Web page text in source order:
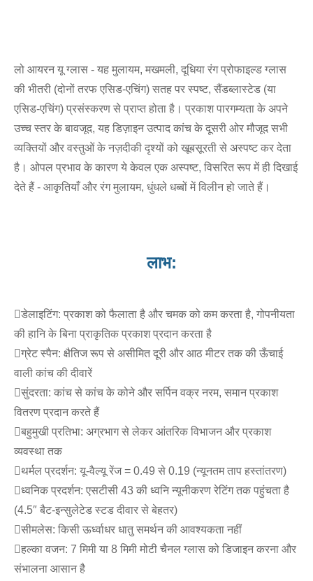
लो आयरन यू ग्लास - यह मुलायम, मखमली, दूधिया रंग प्रोफाइल्ड ग्लास
की भीतरी (दोनों तरफ एसिड-एचिंग) सतह पर स्पष्ट, सैंडब्लास्टेड (या
एसिड-एचिंग) प्रसंस्करण से प्राप्त होता है। प्रकाश पारगम्यता के अपने
उच्च स्तर के बावजूद, यह डिज़ाइन उत्पाद कांच के दूसरी ओर मौजूद सभी
व्यक्तियों और वस्तुओं के नज़दीकी दृश्यों को खूबसूरती से अस्पष्ट कर देता
है। ओपल प्रभाव के कारण ये केवल एक अस्पष्ट, विसरित रूप में ही दिखाई
देते हैं - आकृतियाँ और रंग मुलायम, धुंधले धब्बों में विलीन हो जाते हैं।
लाभ:
डेलाइटिंग: प्रकाश को फैलाता है और चमक को कम करता है, गोपनीयता
की हानि के बिना प्राकृतिक प्रकाश प्रदान करता है
ग्रेट स्पैन: क्षैतिज रूप से असीमित दूरी और आठ मीटर तक की ऊँचाई
वाली कांच की दीवारें
सुंदरता: कांच से कांच के कोने और सर्पिन वक्र नरम, समान प्रकाश
वितरण प्रदान करते हैं
बहुमुखी प्रतिभा: अग्रभाग से लेकर आंतरिक विभाजन और प्रकाश
व्यवस्था तक
थर्मल प्रदर्शन: यू-वैल्यू रेंज = 0.49 से 0.19 (न्यूनतम ताप हस्तांतरण)
ध्वनिक प्रदर्शन: एसटीसी 43 की ध्वनि न्यूनीकरण रेटिंग तक पहुंचता है
(4.5″ बैट-इन्सुलेटेड स्टड दीवार से बेहतर)
सीमलेस: किसी ऊर्ध्वाधर धातु समर्थन की आवश्यकता नहीं
हल्का वजन: 7 मिमी या 8 मिमी मोटी चैनल ग्लास को डिजाइन करना और
संभालना आसान है